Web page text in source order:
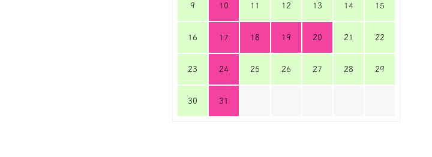
9 10 11 12 13 14 15
16 17 18 19 20 21 22
23 24 25 26 27 28 29
30 31